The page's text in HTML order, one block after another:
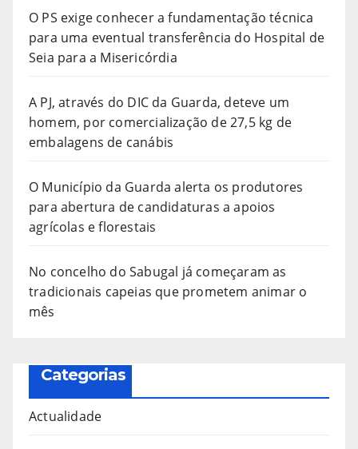
O PS exige conhecer a fundamentação técnica
para uma eventual transferência do Hospital de
Seia para a Misericórdia
A PJ, através do DIC da Guarda, deteve um
homem, por comercialização de 27,5 kg de
embalagens de canábis
O Município da Guarda alerta os produtores
para abertura de candidaturas a apoios
agrícolas e florestais
No concelho do Sabugal já começaram as
tradicionais capeias que prometem animar o
mês
Categorias
Actualidade